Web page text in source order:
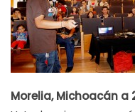
Morelia, Michoacán a